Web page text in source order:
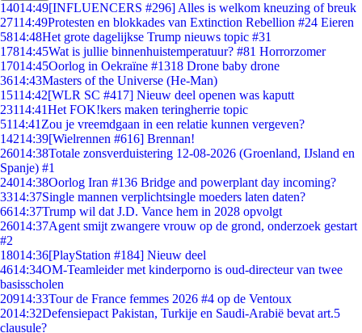
14014:49[INFLUENCERS #296] Alles is welkom kneuzing of breuk
27114:49Protesten en blokkades van Extinction Rebellion #24 Eieren
5814:48Het grote dagelijkse Trump nieuws topic #31
17814:45Wat is jullie binnenhuistemperatuur? #81 Horrorzomer
17014:45Oorlog in Oekraïne #1318 Drone baby drone
3614:43Masters of the Universe (He-Man)
15114:42[WLR SC #417] Nieuw deel openen was kaputt
23114:41Het FOK!kers maken teringherrie topic
5114:41 Zou je vreemdgaan in een relatie kunnen vergeven?
14214:39[Wielrennen #616] Brennan!
26014:38Totale zonsverduistering 12-08-2026 (Groenland, IJsland en
Spanje) #1
24014:38Oorlog Iran #136 Bridge and powerplant day incoming?
3314:37Single mannen verplichtsingle moeders laten daten?
6614:37Trump wil dat J.D. Vance hem in 2028 opvolgt
26014:37Agent smijt zwangere vrouw op de grond, onderzoek gestart
#2
18014:36[PlayStation #184] Nieuw deel
4614:34OM-Teamleider met kinderporno is oud-directeur van twee
basisscholen
20914:33Tour de France femmes 2026 #4 op de Ventoux
2014:32Defensiepact Pakistan, Turkije en Saudi-Arabië bevat art.5
clausule?